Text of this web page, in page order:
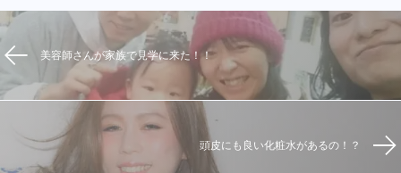
美容師さんが家族で見学に来た！！
頭皮にも良い化粧水があるの！？